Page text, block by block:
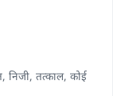
निजी, तत्काल, कोई